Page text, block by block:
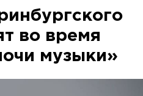
во время
музыки»